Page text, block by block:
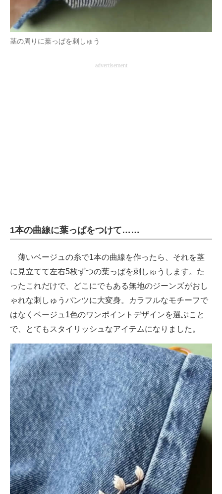
茎の周りに葉っぱを刺しゅう
advertisement
1本の曲線に葉っぱをつけて……
薄いベージュの糸で1本の曲線を作ったら、それを茎
に見立てて左右5枚ずつの葉っぱを刺しゅうします。た
ったこれだけで、どこにでもある無地のジーンズがおし
ゃれな刺しゅうパンツに大変身。カラフルなモチーフで
はなくベージュ1色のワンポイントデザインを選ぶこと
で、とてもスタイリッシュなアイテムになりました。